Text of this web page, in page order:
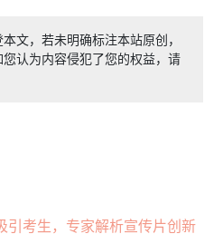
文，若未明确标注本站原创，
认为内容侵犯了您的权益，请